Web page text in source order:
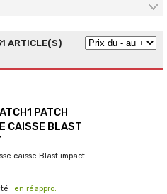
ARTICLE(S)
PATCH
CAISSE BLAST
caisse Blast impact
en réappro.